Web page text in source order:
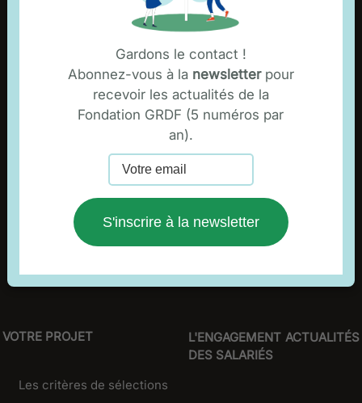
Ressources
NOS ACTIONS
L'insertion socio-professionnelle
Les synergies entre les territoires ruraux et urbains
La transition écologique
Nos mécénats clés
VOTRE PROJET
Les critères de sélections
L'ENGAGEMENT
DES SALARIÉS
ACTUALITÉS
Gardons le contact !
Abonnez-vous à la newsletterpour
recevoir les actualités de la
Fondation GRDF (5 numéros par
an).
S'inscrire à la newsletter